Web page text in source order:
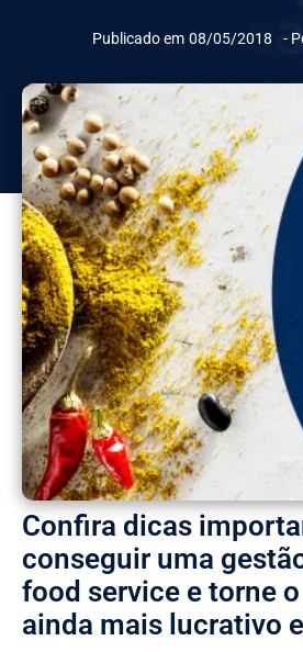
Publicado em 08/05/2018 -
Confira dicas
conseguir uma
food service e torne
ainda mais lucrativo